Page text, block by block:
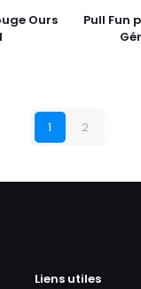
Ours
Pull Fun
1 2
Liens utiles